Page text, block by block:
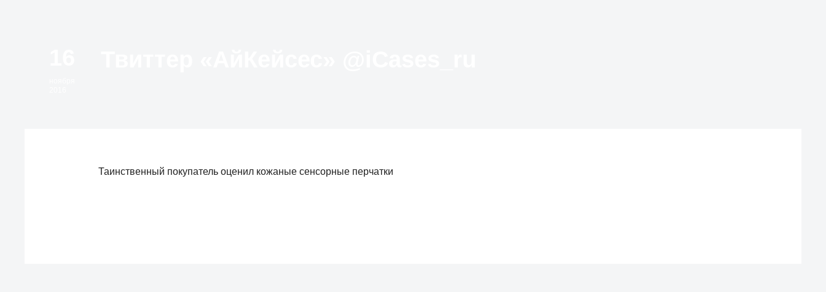
Таинственный покупатель оценил кожаные сенсорные перчатки